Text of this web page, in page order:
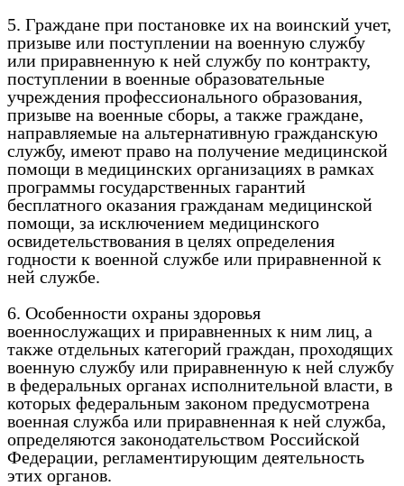
5. Граждане при постановке их на воинский учет,
призыве или поступлении на военную службу
или приравненную к ней службу по контракту,
поступлении в военные образовательные
учреждения профессионального образования,
призыве на военные сборы, а также граждане,
направляемые на альтернативную гражданскую
службу, имеют право на получение медицинской
помощи в медицинских организациях в рамках
программы государственных гарантий
бесплатного оказания гражданам медицинской
помощи, за исключением медицинского
освидетельствования в целях определения
годности к военной службе или приравненной к
ней службе.
6. Особенности охраны здоровья
военнослужащих и приравненных к ним лиц, а
также отдельных категорий граждан, проходящих
военную службу или приравненную к ней службу
в федеральных органах исполнительной власти, в
которых федеральным законом предусмотрена
военная служба или приравненная к ней служба,
определяются законодательством Российской
Федерации, регламентирующим деятельность
этих органов.